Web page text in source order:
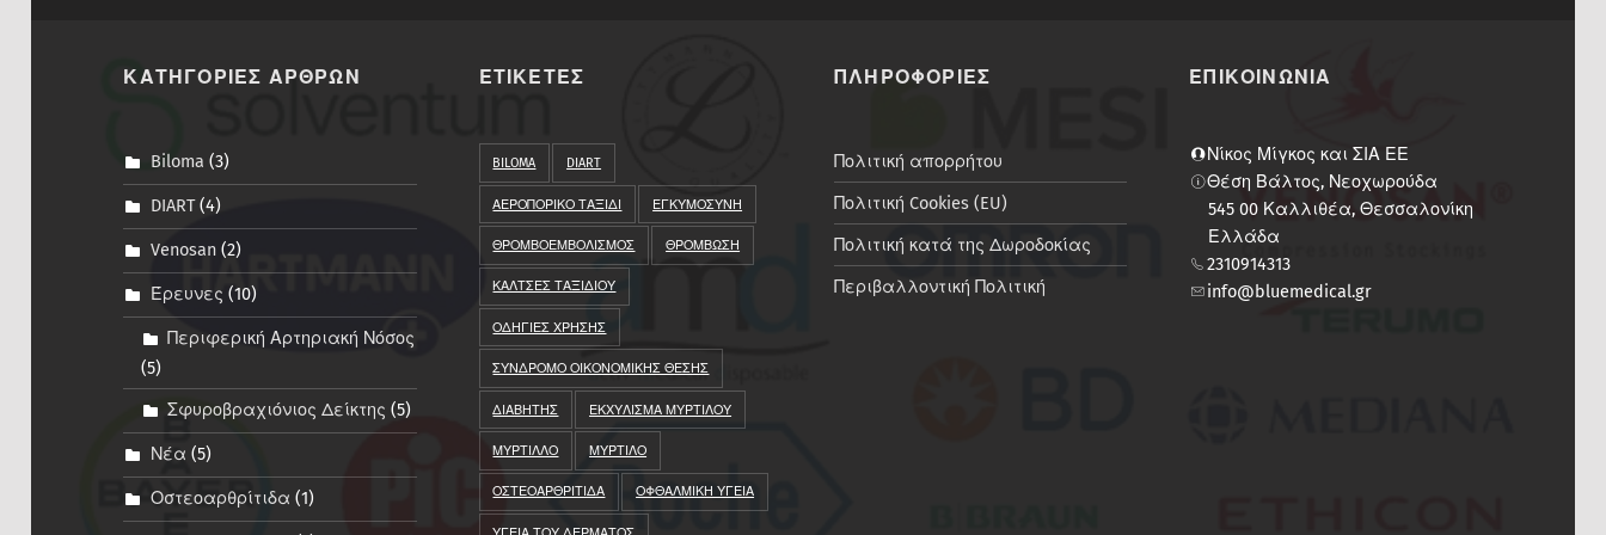
ΚΑΤΗΓΟΡΙΕΣ ΑΡΘΡΩΝ
Biloma (3)
DIART(4)
Venosan(2)
Έρευνες (10)
Περιφερική Αρτηριακή Νόσος
(5)
Σφυροβραχιόνιος Δείκτης (5)
Νέα (5)
Οστεοαρθρίτιδα (1)
ΕΤΙΚΕΤΕΣ
BILOMA DIART
ΑΕΡΟΠΟΡΙΚΟ ΤΑΞΙΔΙ ΕΓΚΥΜΟΣΥΝΗ
ΘΡΟΜΒΟΕΜΒΟΛΙΣΜΟΣ ΘΡΟΜΒΩΣΗ
ΚΑΛΤΣΕΣ ΤΑΞΙΔΙΟΥ
ΟΔΗΓΙΕΣ ΧΡΗΣΗΣ
ΣΥΝΔΡΟΜΟ ΟΙΚΟΝΟΜΙΚΗΣ ΘΕΣΗΣ
ΔΙΑΒΗΤΗΣ ΕΚΧΥΛΙΣΜΑ ΜΥΡΤΙΛΟΥ
ΜΥΡΤΙΛΛΟ ΜΥΡΤΙΛΟ
ΟΣΤΕΟΑΡΘΡΙΤΙΔΑ ΟΦΘΑΛΜΙΚΗ ΥΓΕΙΑ
ΠΛΗΡΟΦΟΡΙΕΣ
Πολιτική απορρήτου
Πολιτική Cookies (EU)
Πολιτική κατά της Δωροδοκίας
Περιβαλλοντική Πολιτική
ΕΠΙΚΟΙΝΩΝΙΑ
Νίκος Μίγκος και ΣΙΑ ΕΕ
Θέση Βάλτος, Νεοχωρούδα
545 00 Καλλιθέα, Θεσσαλονίκη
Ελλάδα
2310914313
info@bluemedical.gr